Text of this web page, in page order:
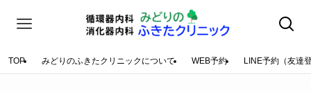
TOP みどりのふきたクリニックについて WEB予約 LINE予約（友達